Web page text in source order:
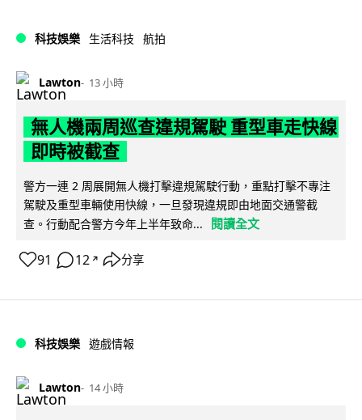
科技娛樂 生活科技 航拍
Lawton 13 小時
無人機兩周巡查違規駕駛 重型車走快線
即時被截查
警方一連 2 周展開無人機打擊違規駕駛行動，重點打擊不專注
駕駛及重型車輛使用快線，一旦發現違規即由地面交通警截
查。行動配合警方今年上半年致命...
閱讀全文
91 12 ↗ 分享
科技娛樂 遊戲情報
Lawton 14 小時